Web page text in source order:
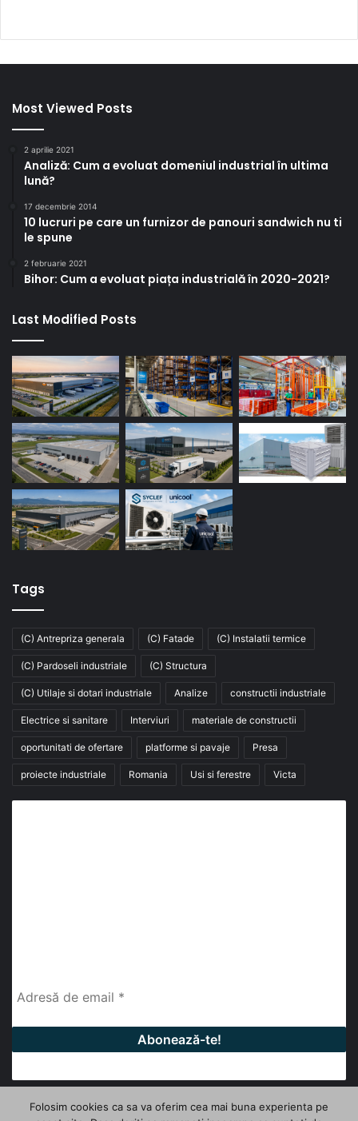
Most Viewed Posts
2 aprilie 2021
Analiză: Cum a evoluat domeniul industrial în ultima
lună?
17 decembrie 2014
10 lucruri pe care un furnizor de panouri sandwich nu ti
le spune
2 februarie 2021
Bihor: Cum a evoluat piața industrială în 2020-2021?
Last Modified Posts
Tags
(C) Antrepriza generala (C) Fatade (C) Instalatii termice
(C) Pardoseli industriale (C) Structura
(C) Utilaje si dotari industriale Analize constructii industriale
Electrice si sanitare Interviuri materiale de constructii
oportunitati de ofertare platforme si pavaje Presa
proiecte industriale Romania Usi si ferestre Victa
Folosim cookies ca sa va oferim cea mai buna experienta pe